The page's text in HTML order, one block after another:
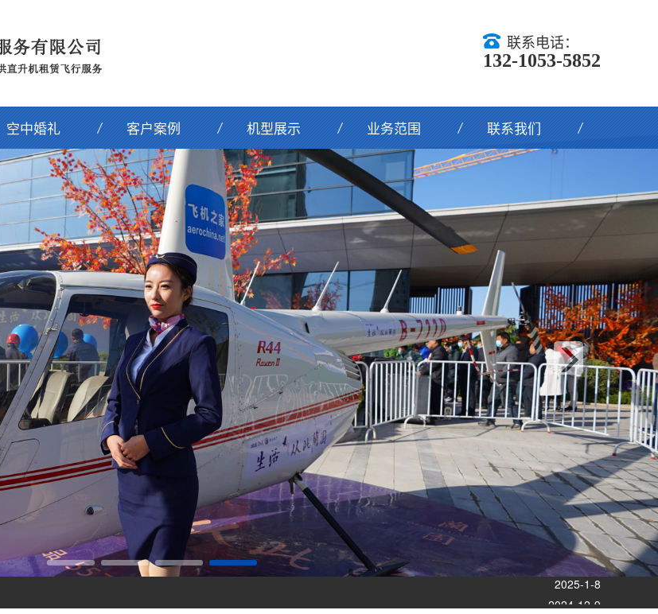
联系电话：
132-1053-5852
空中婚礼 客户案例 机型展示 业务范围 联系我们
2024-10-15
2025-12-5
2025-9-12
新标杆！
2025-8-12
2025-5-10
2025-4-3
2025-2-25
2025-1-8
2024-12-9
2024-11-14
2024-10-15